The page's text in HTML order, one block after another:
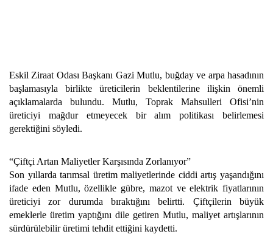
Eskil Ziraat Odası Başkanı Gazi Mutlu, buğday ve arpa hasadının
başlamasıyla birlikte üreticilerin beklentilerine ilişkin önemli
açıklamalarda bulundu. Mutlu, Toprak Mahsulleri Ofisi’nin
üreticiyi mağdur etmeyecek bir alım politikası belirlemesi
gerektiğini söyledi.
“Çiftçi Artan Maliyetler Karşısında Zorlanıyor”
Son yıllarda tarımsal üretim maliyetlerinde ciddi artış yaşandığını
ifade eden Mutlu, özellikle gübre, mazot ve elektrik fiyatlarının
üreticiyi zor durumda bıraktığını belirtti. Çiftçilerin büyük
emeklerle üretim yaptığını dile getiren Mutlu, maliyet artışlarının
sürdürülebilir üretimi tehdit ettiğini kaydetti.